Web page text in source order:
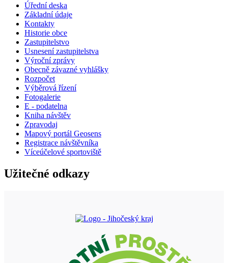
Úřední deska
Základní údaje
Kontakty
Historie obce
Zastupitelstvo
Usnesení zastupitelstva
Výroční zprávy
Obecně závazné vyhlášky
Rozpočet
Výběrová řízení
Fotogalerie
E - podatelna
Kniha návštěv
Zpravodaj
Mapový portál Geosens
Registrace návštěvníka
Víceúčelové sportoviště
Užitečné odkazy